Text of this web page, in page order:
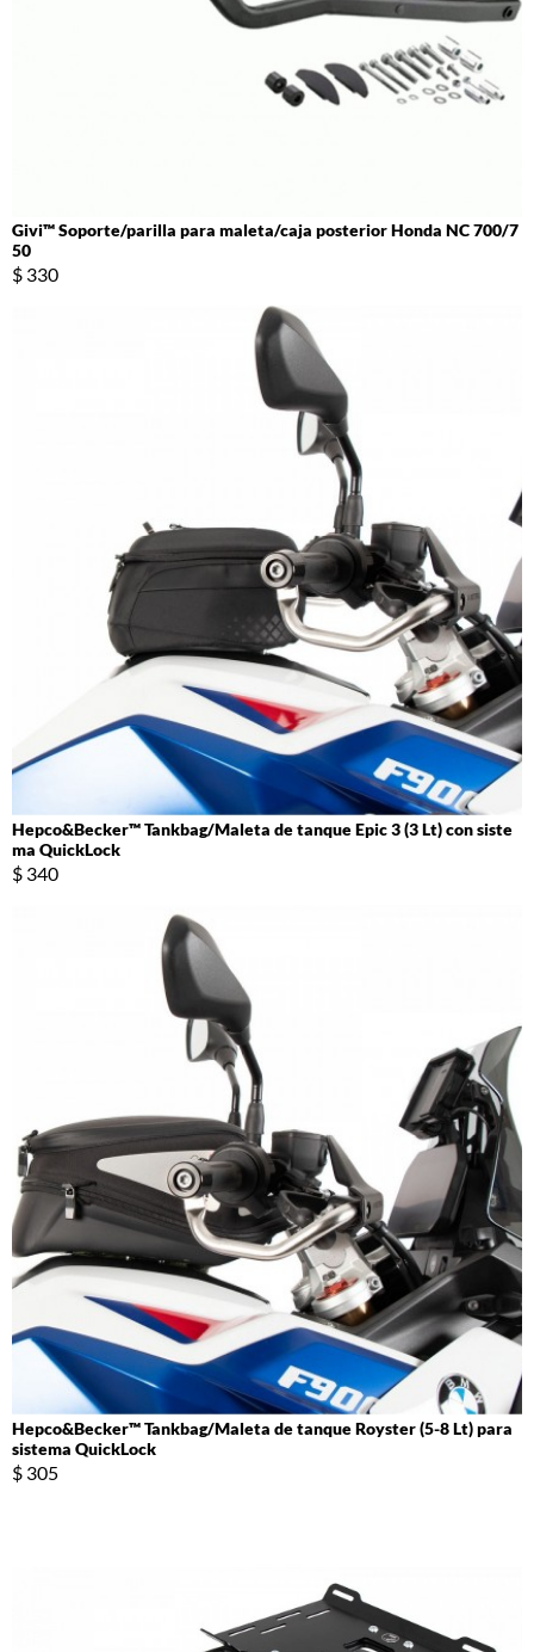
Givi™ Soporte/parilla para maleta/caja posterior Honda NC 700/7
50
$ 330
Hepco&Becker™ Tankbag/Maleta de tanque Epic 3 (3 Lt) con siste
ma QuickLock
$ 340
Hepco&Becker™ Tankbag/Maleta de tanque Royster (5-8 Lt) para
sistema QuickLock
$ 305